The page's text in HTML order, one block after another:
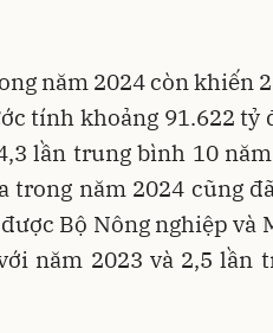
năm 2024 còn khiến
tính khoảng 91.622 tỷ
lần trung bình 10
trong năm 2024 cũng
Bộ Nông nghiệp
năm 2023 và 2,5 lần